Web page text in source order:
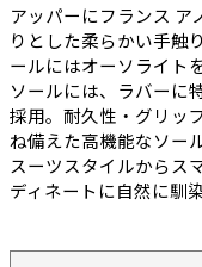
アッパーにフランス ア
りとした柔らかい手触
ールにはオーソライト
ソールには、ラバーに
採用。耐久性・グリッ
ね備えた高機能なソール
スーツスタイルからス
ディネートに自然に馴